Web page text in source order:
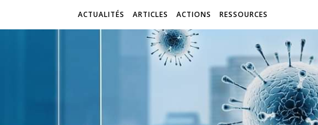
ACTUALITÉS ARTICLES ACTIONS RESSOURCES